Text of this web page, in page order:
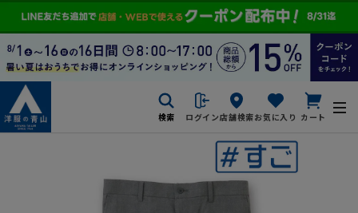
検索 ログイン店舗検索お気に入り カート